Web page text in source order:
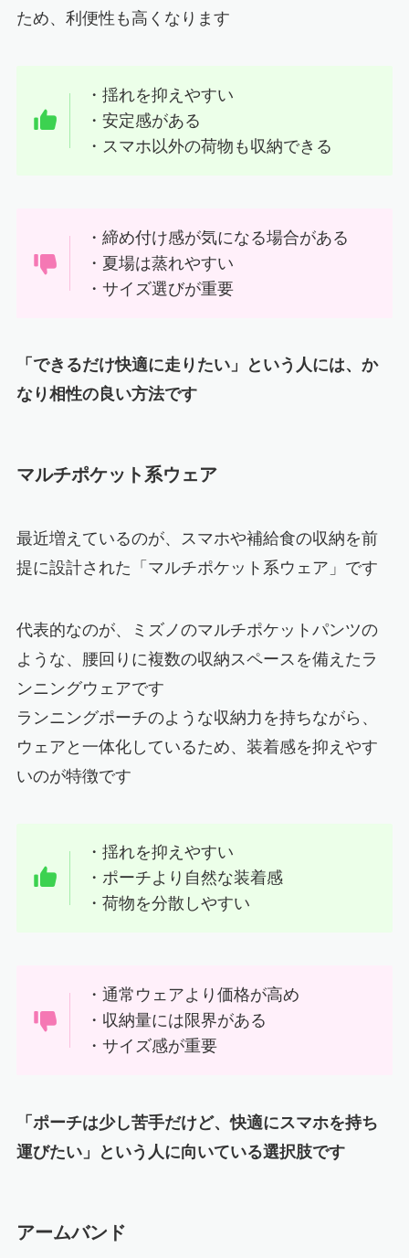
ため、利便性も高くなります
・揺れを抑えやすい
・安定感がある
・スマホ以外の荷物も収納できる
・締め付け感が気になる場合がある
・夏場は蒸れやすい
・サイズ選びが重要
「できるだけ快適に走りたい」という人には、か
なり相性の良い方法です
マルチポケット系ウェア
最近増えているのが、スマホや補給食の収納を前
提に設計された「マルチポケット系ウェア」です
代表的なのが、ミズノのマルチポケットパンツの
ような、腰回りに複数の収納スペースを備えたラ
ンニングウェアです
ランニングポーチのような収納力を持ちながら、
ウェアと一体化しているため、装着感を抑えやす
いのが特徴です
・揺れを抑えやすい
・ポーチより自然な装着感
・荷物を分散しやすい
・通常ウェアより価格が高め
・収納量には限界がある
・サイズ感が重要
「ポーチは少し苦手だけど、快適にスマホを持ち
運びたい」という人に向いている選択肢です
アームバンド